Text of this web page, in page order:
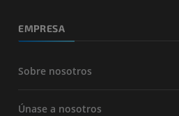
EMPRESA
Sobre nosotros
Únase a nosotros